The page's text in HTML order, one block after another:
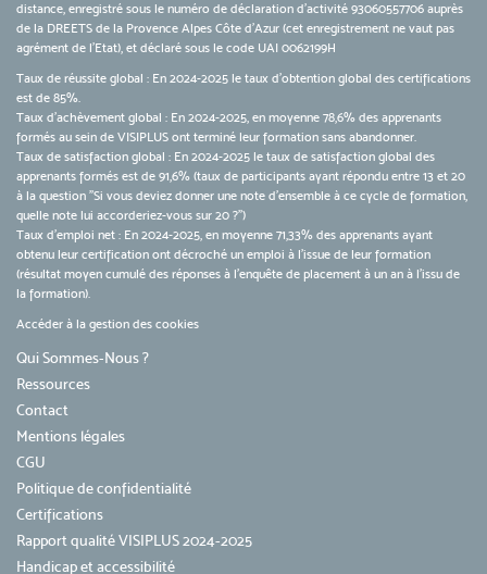
distance, enregistré sous le numéro de déclaration d’activité 93060557706 auprès
de la DREETS de la Provence Alpes Côte d’Azur (cet enregistrement ne vaut pas
agrément de l’Etat), et déclaré sous le code UAI 0062199H
Taux de réussite global : En 2024-2025 le taux d'obtention global des certifications
est de 85%.
Taux d’achèvement global : En 2024-2025, en moyenne 78,6% des apprenants
formés au sein de VISIPLUS ont terminé leur formation sans abandonner.
Taux de satisfaction global : En 2024-2025 le taux de satisfaction global des
apprenants formés est de 91,6% (taux de participants ayant répondu entre 13 et 20
à la question "Si vous deviez donner une note d’ensemble à ce cycle de formation,
quelle note lui accorderiez-vous sur 20 ?")
Taux d’emploi net : En 2024-2025, en moyenne 71,33% des apprenants ayant
obtenu leur certification ont décroché un emploi à l'issue de leur formation
(résultat moyen cumulé des réponses à l'enquête de placement à un an à l'issu de
la formation).
Accéder à la gestion des cookies
Qui Sommes-Nous ?
Ressources
Contact
Mentions légales
CGU
Politique de confidentialité
Certifications
Rapport qualité VISIPLUS 2024-2025
Handicap et accessibilité